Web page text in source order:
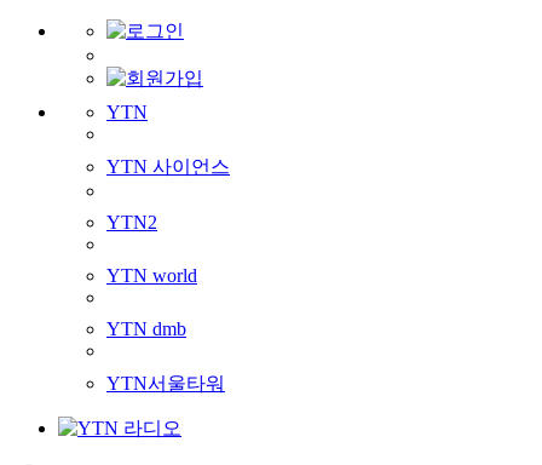
YTN
YTN 사이언스
YTN2
YTN world
YTN dmb
YTN서울타워